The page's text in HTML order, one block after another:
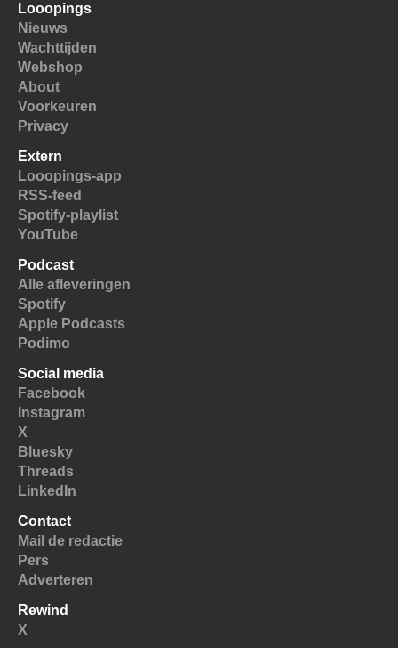
Looopings
Nieuws
Wachttijden
Webshop
About
Voorkeuren
Privacy
Extern
Looopings-app
RSS-feed
Spotify-playlist
YouTube
Podcast
Alle afleveringen
Spotify
Apple Podcasts
Podimo
Social media
Facebook
Instagram
X
Bluesky
Threads
LinkedIn
Contact
Mail de redactie
Pers
Adverteren
Rewind
X